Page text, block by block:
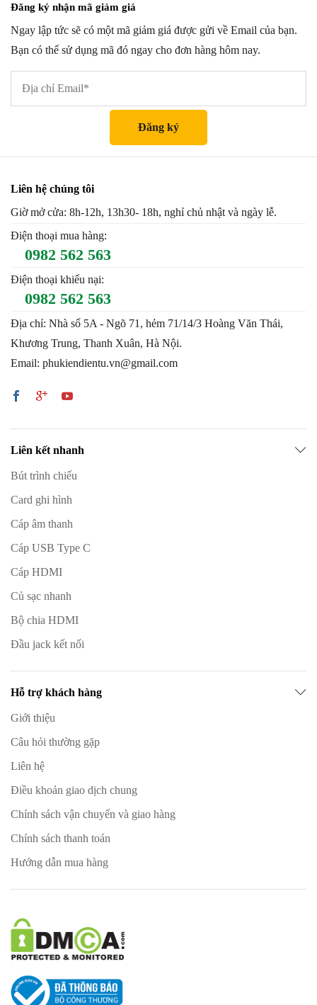
Đăng ký nhận mã giảm giá
Ngay lập tức sẽ có một mã giảm giá được gửi về Email của bạn.
Bạn có thể sử dụng mã đó ngay cho đơn hàng hôm nay.
Liên hệ chúng tôi
Giờ mở cửa: 8h-12h, 13h30- 18h, nghỉ chủ nhật và ngày lễ.
Điện thoại mua hàng:
0982 562 563
Điện thoại khiếu nại:
0982 562 563
Địa chỉ: Nhà số 5A - Ngõ 71, hẻm 71/14/3 Hoàng Văn Thái,
Khương Trung, Thanh Xuân, Hà Nội.
Email: phukiendientu.vn@gmail.com
Liên kết nhanh
Bút trình chiếu
Card ghi hình
Cáp âm thanh
Cáp USB Type C
Cáp HDMI
Củ sạc nhanh
Bộ chia HDMI
Đầu jack kết nối
Hỗ trợ khách hàng
Giới thiệu
Câu hỏi thường gặp
Liên hệ
Điều khoản giao dịch chung
Chính sách vận chuyển và giao hàng
Chính sách thanh toán
Hướng dẫn mua hàng